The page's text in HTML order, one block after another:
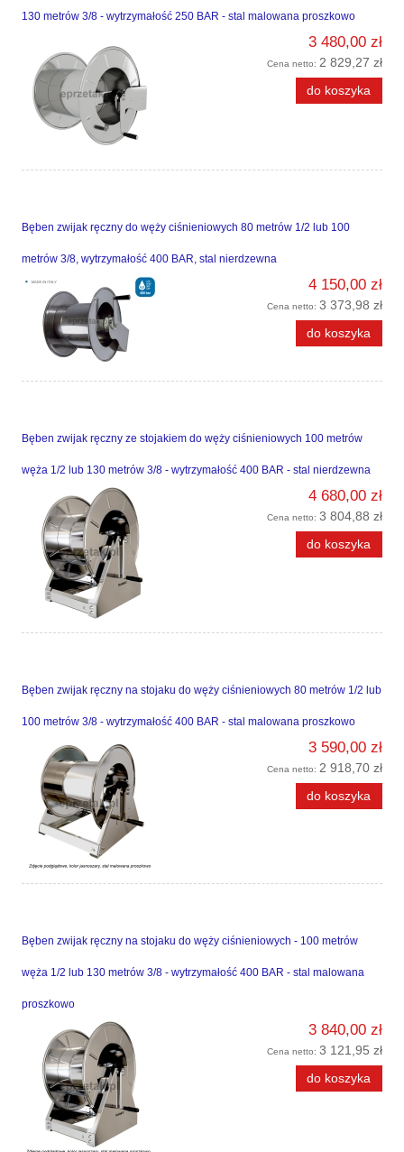
130 metrów 3/8 - wytrzymałość 250 BAR - stal malowana proszkowo
3 480,00 zł
Cena netto: 2 829,27 zł
do koszyka
Bęben zwijak ręczny do węży ciśnieniowych 80 metrów 1/2 lub 100
metrów 3/8, wytrzymałość 400 BAR, stal nierdzewna
4 150,00 zł
Cena netto: 3 373,98 zł
do koszyka
Bęben zwijak ręczny ze stojakiem do węży ciśnieniowych 100 metrów
węża 1/2 lub 130 metrów 3/8 - wytrzymałość 400 BAR - stal nierdzewna
4 680,00 zł
Cena netto: 3 804,88 zł
do koszyka
Bęben zwijak ręczny na stojaku do węży ciśnieniowych 80 metrów 1/2 lub
100 metrów 3/8 - wytrzymałość 400 BAR - stal malowana proszkowo
3 590,00 zł
Cena netto: 2 918,70 zł
do koszyka
Bęben zwijak ręczny na stojaku do węży ciśnieniowych - 100 metrów
węża 1/2 lub 130 metrów 3/8 - wytrzymałość 400 BAR - stal malowana
proszkowo
3 840,00 zł
Cena netto: 3 121,95 zł
do koszyka